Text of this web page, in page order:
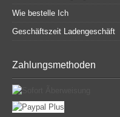
Wie bestelle Ich
Geschäftszeit Ladengeschäft
Zahlungsmethoden